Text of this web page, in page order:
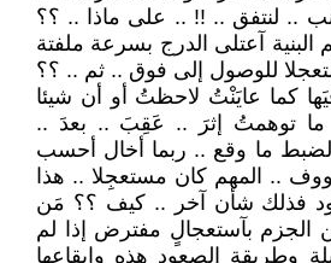
.. لنتفق .. !! .. على ماذا .. ؟؟
آعتلى الدرج بسرعة ملفتة
للوصول إلى فوق .. ثم .. ؟؟
كما عايَنْتُ لاحظتُ أو أن شيئا
توهمتُ إثرَ .. عَقِبَ .. بعدَ ..
ما وقع .. ربما أخال أحسب
.. المهم كان مستعجِلا .. هذا
فذلك شأن آخر .. كيف ؟؟ مَن
الجزم بآستعجالٍ مفترض إذا لم
وطريقة الصعود هذه وإيقاعها